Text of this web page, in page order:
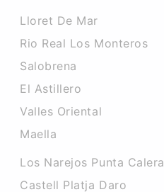
Lloret De Mar
Rio Real Los Monteros
Salobrena
El Astillero
Valles Oriental
Maella
Los Narejos Punta Calera
Castell Platja Daro